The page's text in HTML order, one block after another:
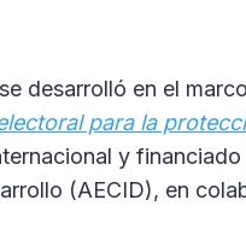
desarrolló en el
para la
y
(AECID), en